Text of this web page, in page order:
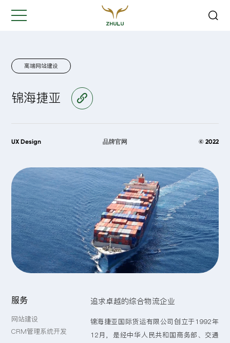
高端网站建设
锦海捷亚
UX Design 品牌官网 © 2022
服务
网站建设
CRM管理系统开发
追求卓越的综合物流企业
锦海捷亚国际货运有限公司创立于1992年
12月，是经中华人民共和国商务部、交通
是我们最重要的工作之一...
您的姓名: *
联系方式:*
您的需求:
留言:
提交